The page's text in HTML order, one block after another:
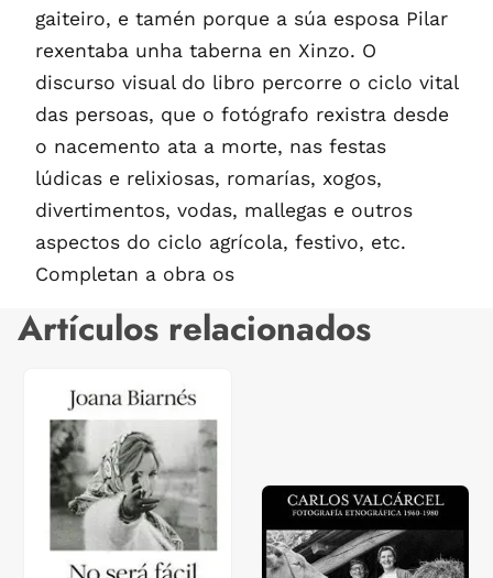
gaiteiro, e tamén porque a súa esposa Pilar
rexentaba unha taberna en Xinzo. O
discurso visual do libro percorre o ciclo vital
das persoas, que o fotógrafo rexistra desde
o nacemento ata a morte, nas festas
lúdicas e relixiosas, romarías, xogos,
divertimentos, vodas, mallegas e outros
aspectos do ciclo agrícola, festivo, etc.
Completan a obra os
Artículos relacionados